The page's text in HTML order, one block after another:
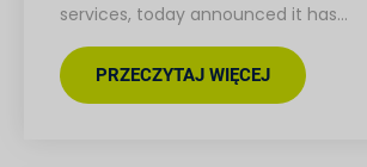
services, today announced it has…
PRZECZYTAJ WIĘCEJ